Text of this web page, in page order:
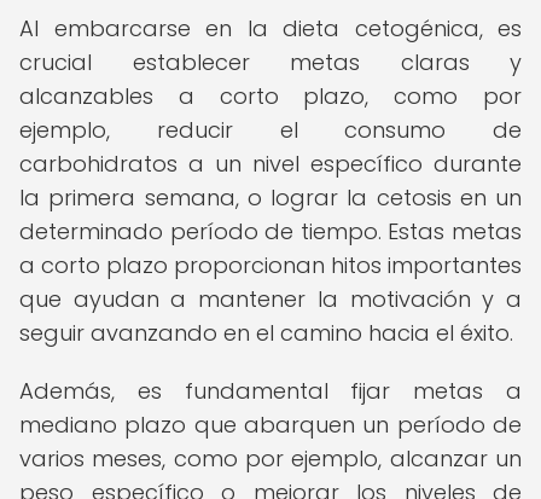
Al embarcarse en la dieta cetogénica, es
crucial establecer metas claras y
alcanzables a corto plazo, como por
ejemplo, reducir el consumo de
carbohidratos a un nivel específico durante
la primera semana, o lograr la cetosis en un
determinado período de tiempo. Estas metas
a corto plazo proporcionan hitos importantes
que ayudan a mantener la motivación y a
seguir avanzando en el camino hacia el éxito.
Además, es fundamental fijar metas a
mediano plazo que abarquen un período de
varios meses, como por ejemplo, alcanzar un
peso específico o mejorar los niveles de